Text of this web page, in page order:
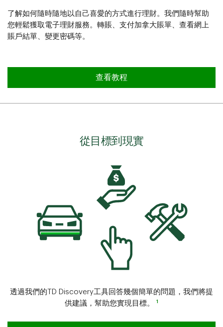
了解如何隨時隨地以自己喜愛的方式進行理財。我們隨時幫助
您輕鬆獲取電子理財服務。轉賬、支付加拿大賬單、查看網上
賬戶結單、變更密碼等。
查看教程
從目標到現實
透過我們的TD Discovery工具回答幾個簡單的問題，我們將提
供建議，幫助您實現目標。
1